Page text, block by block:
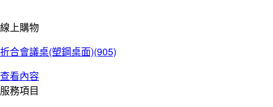
線上購物
折合會議桌(塑鋼桌面)(905)
查看內容
服務項目